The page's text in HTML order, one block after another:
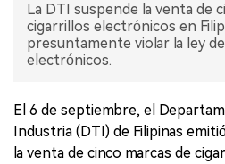
La DTI suspende la venta de
cigarrillos electrónicos en
presuntamente violar la ley
electrónicos.
El 6 de septiembre, el
Industria (DTI) de Filipinas
la venta de cinco marcas de